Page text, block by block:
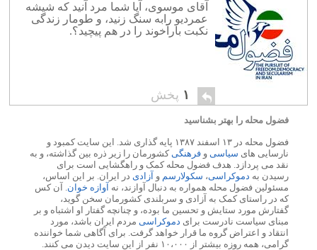
آقای موسوی، آیا شما مرد آنید که شیشه
عمردیو رابه سنگ زنید، و طومار زندگی
نکبت بارآخوند را در هم پیچید؟.
۱ پخش
فضول محله را بهتر بشناسید
فضول محله در ۱۳ اسفند ۱۳۸۷ پایه گذاری شد. این سایت کمبود و
نارسایی های سیاسی و فرهنگیکشورمان را زیر ذره بین گذاشته، و به
نقد می پردازد. هدف فضول محله کمک و راهگشایی است برای
رسیدن به دموکراسی، سکولارسم و آزادی در ایران. بر این اساس،
مسئولین فضول محله همواره به دنبال آوازند، نه آوازه خوان. آن کس
که در راستای کمک به آزادی و سربلندی کشورمان سخن گوید،
گفتارش مورد ستایش و تحسین ما بوده، و چنانچه گفتار او اشتباه و بر
مبنای سیاست نادرست برای دموکراسی مردم ایران باشد، مورد
انتقاد و اعتراض گروه ما قرار خواهد گرفت. برای آگاهی شما خواننده
گرامی، همه روزه بیشتر از ۱۰،۰۰۰ نفر از این سایت دیدن می کنند.